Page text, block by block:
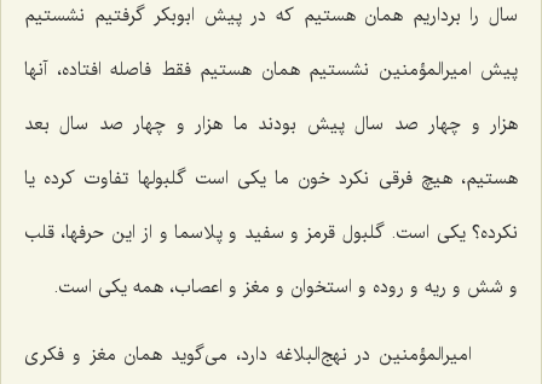
سال را برداریم همان هستیم که در پیش ابوبکر گرفتیم نشستیم
پیش امیرالمؤمنین نشستیم همان هستیم فقط فاصله افتاده، آنها
هزار و چهار صد سال پیش بودند ما هزار و چهار صد سال بعد
هستیم، هیچ فرقی نکرد خون ما یکی است گلبولها تفاوت کرده یا
نکرده؟ یکی است. گلبول قرمز و سفید و پلاسما و از این حرفها، قلب
و شش و ریه و روده و استخوان و مغز و اعصاب، همه یکی است.
امیرالمؤمنین در نهج‌البلاغه دارد، می‌گوید همان مغز و فکری